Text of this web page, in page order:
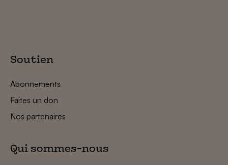
Soutien
Abonnements
Faites un don
Nos partenaires
Qui sommes-nous